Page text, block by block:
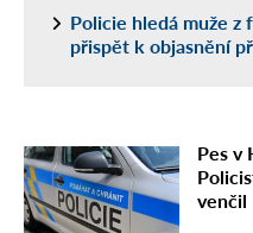
Policie hledá muže
přispět k objasnění
Pes v
venčil